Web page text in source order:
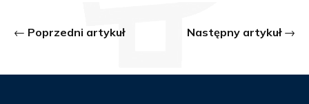
Poprzedni artykuł Następny artykuł